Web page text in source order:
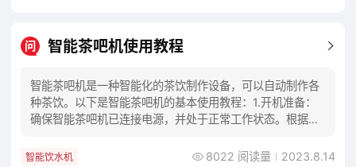
问 智能茶吧机使用教程
智能茶吧机是一种智能化的茶饮制作设备，可以自动制作各
种茶饮。以下是智能茶吧机的基本使用教程：1.开机准备：
确保智能茶吧机已连接电源，并处于正常工作状态。根据机
智能饮水机 8022 阅读量 2023.8.14